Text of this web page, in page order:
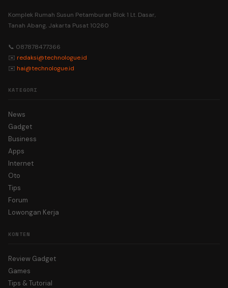
Komplek Rumah Susun Petamburan Blok 1 Lt. Dasar,
Tanah Abang, Jakarta Pusat 10260
📞 087878477366
✉️ redaksi@technologue.id
✉️ hai@technologue.id
KATEGORI
News
Gadget
Business
Apps
Internet
Oto
Tips
Forum
Lowongan Kerja
KONTEN
Review Gadget
Games
Tips & Tutorial